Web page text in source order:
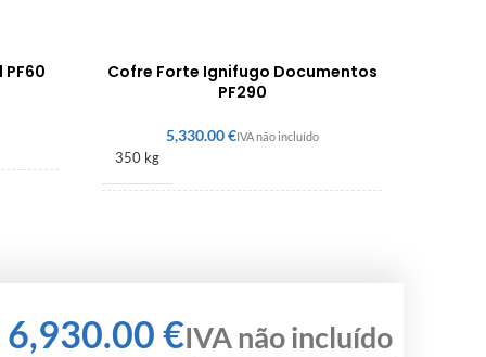
Cofre Forte Ignifugo Documentos
PF290
€
350 kg
€